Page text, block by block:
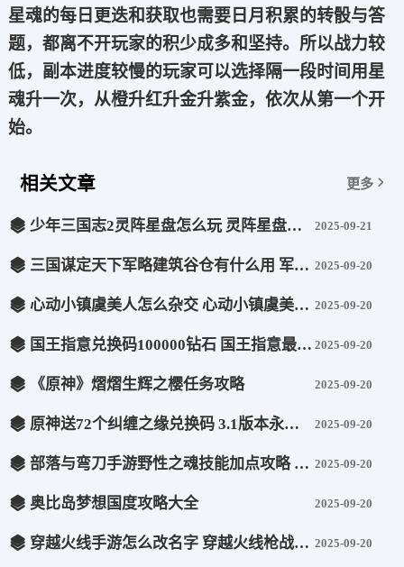
星魂的每日更迭和获取也需要日月积累的转骰与答
题，都离不开玩家的积少成多和坚持。所以战力较
低，副本进度较慢的玩家可以选择隔一段时间用星
魂升一次，从橙升红升金升紫金，依次从第一个开
始。
相关文章 更多
少年三国志2灵阵星盘怎么玩 灵阵星盘玩法攻略 2025-09-21
三国谋定天下军略建筑谷仓有什么用 军略建筑谷仓用途介绍 2025-09-20
心动小镇虞美人怎么杂交 心动小镇虞美人杂交方法一览 2025-09-20
国王指意兑换码100000钻石 国王指意最新礼包码2025大全一览 2025-09-20
《原神》熠熠生辉之樱任务攻略 2025-09-20
原神送72个纠缠之缘兑换码 3.1版本永久纠缠之缘兑换码 2025-09-20
部落与弯刀手游野性之魂技能加点攻略 具体介绍 2025-09-20
奥比岛梦想国度攻略大全 2025-09-20
穿越火线手游怎么改名字 穿越火线枪战王者改名字方法 2025-09-20